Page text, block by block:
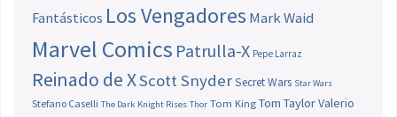
Fantásticos Los Vengadores Mark Waid
Marvel Comics Patrulla-X Pepe Larraz
Reinado de XScott SnyderSecret Wars Star Wars
Stefano Caselli The Dark Knight Rises Thor Tom King Tom TaylorValerio